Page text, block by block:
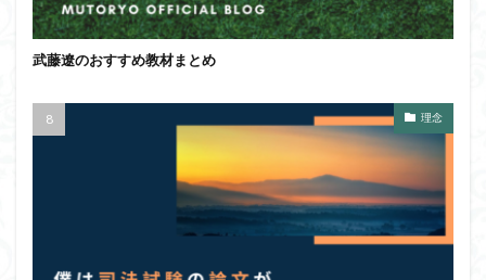
武藤遼のおすすめ教材まとめ
理念